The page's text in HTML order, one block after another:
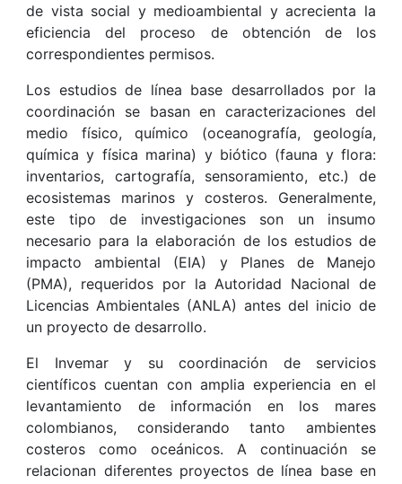
de vista social y medioambiental y acrecienta la
eficiencia del proceso de obtención de los
correspondientes permisos.
Los estudios de línea base desarrollados por la
coordinación se basan en caracterizaciones del
medio físico, químico (oceanografía, geología,
química y física marina) y biótico (fauna y flora:
inventarios, cartografía, sensoramiento, etc.) de
ecosistemas marinos y costeros. Generalmente,
este tipo de investigaciones son un insumo
necesario para la elaboración de los estudios de
impacto ambiental (EIA) y Planes de Manejo
(PMA), requeridos por la Autoridad Nacional de
Licencias Ambientales (ANLA) antes del inicio de
un proyecto de desarrollo.
El Invemar y su coordinación de servicios
científicos cuentan con amplia experiencia en el
levantamiento de información en los mares
colombianos, considerando tanto ambientes
costeros como oceánicos. A continuación se
relacionan diferentes proyectos de línea base en